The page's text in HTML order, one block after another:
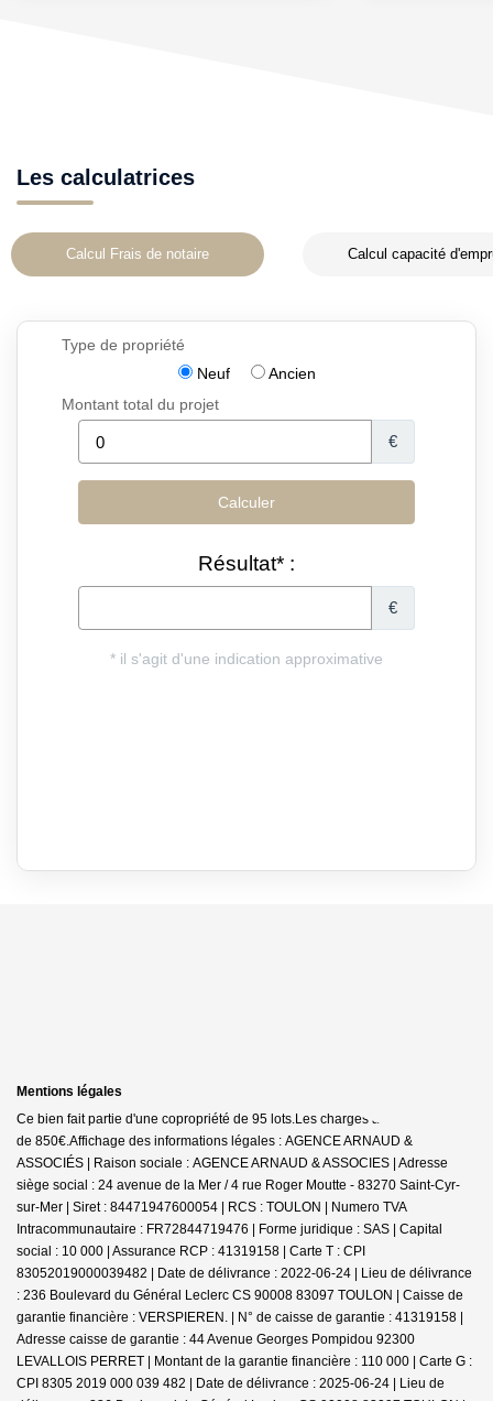
Les calculatrices
Calcul Frais de notaire Calcul capacité
Mentions légales
Ce bien fait partie d'une copropriété de 95 lots.Les charges annuelles sont
de 850€.Affichage des informations légales : AGENCE ARNAUD &
ASSOCIÉS | Raison sociale : AGENCE ARNAUD & ASSOCIES | Adresse
siège social : 24 avenue de la Mer / 4 rue Roger Moutte - 83270 Saint-Cyr-
sur-Mer | Siret : 84471947600054 | RCS : TOULON | Numero TVA
Intracommunautaire : FR72844719476 | Forme juridique : SAS | Capital
social : 10 000 | Assurance RCP : 41319158 | Carte T : CPI
83052019000039482 | Date de délivrance : 2022-06-24 | Lieu de délivrance
: 236 Boulevard du Général Leclerc CS 90008 83097 TOULON | Caisse de
garantie financière : VERSPIEREN. | N° de caisse de garantie : 41319158 |
Adresse caisse de garantie : 44 Avenue Georges Pompidou 92300
LEVALLOIS PERRET | Montant de la garantie financière : 110 000 | Carte G :
CPI 8305 2019 000 039 482 | Date de délivrance : 2025-06-24 | Lieu de